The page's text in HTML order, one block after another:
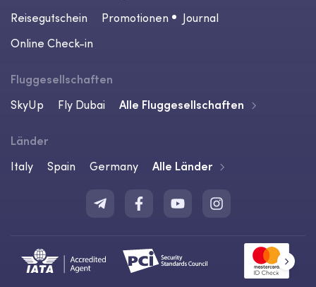
Reisegutschein
Promotionen
Journal
Online Check-in
Fluggesellschaften
SkyUp
Fly Dubai Alle Fluggesellschaften
Länder
Italy
Spain Germany Alle Länder